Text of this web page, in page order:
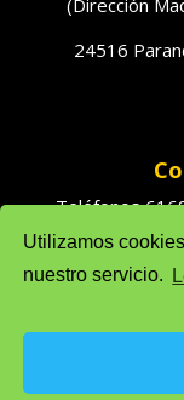
Utilizamos
nuestro servicio.
(Dirección
24516
Teléfonos
Ventas: